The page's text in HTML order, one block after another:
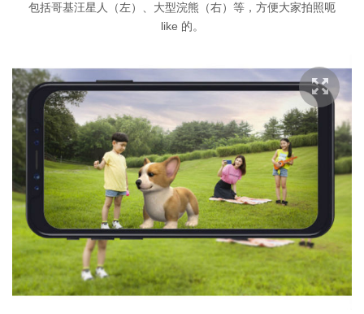
包括哥基汪星人（左）、大型浣熊（右）等，方便大家拍照呃
like 的。